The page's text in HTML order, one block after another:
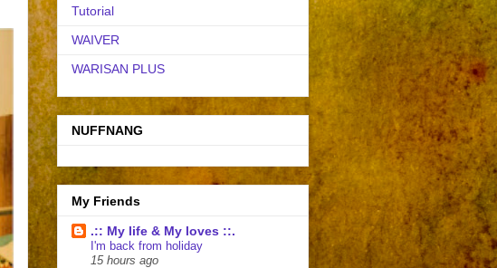
Tutorial
WAIVER
WARISAN PLUS
NUFFNANG
My Friends
.:: My life & My loves ::.
I'm back from holiday
15 hours ago